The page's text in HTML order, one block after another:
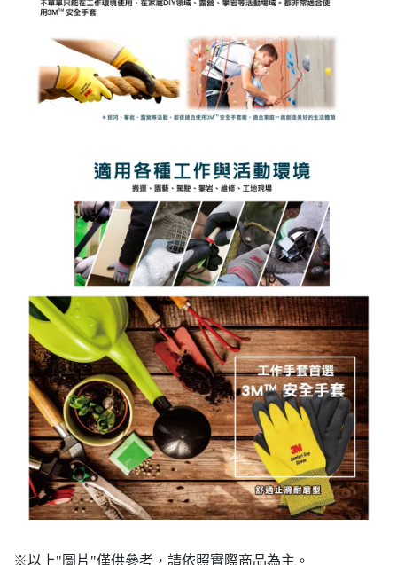
※以上"圖片"僅供參考，請依照實際商品為主。